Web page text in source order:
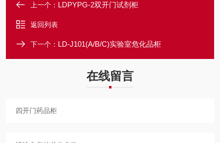
上一个： LDPYPG-2双开门试剂柜
返回列表
下一个： LD-J101(A/B/C)实验室危化品柜
在线留言